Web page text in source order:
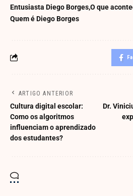
Entusiasta Diego BorgesO que
Quem é Diego Borges
ARTIGO ANTERIOR
Cultura digital escolar:
Como os algoritmos
influenciam o aprendizado
dos estudantes?
Dr.